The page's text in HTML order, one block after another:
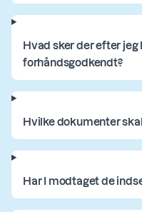
Hvad sker der efter
forhåndsgodkendt?
Hvilke dokumenter
Har I modtaget de